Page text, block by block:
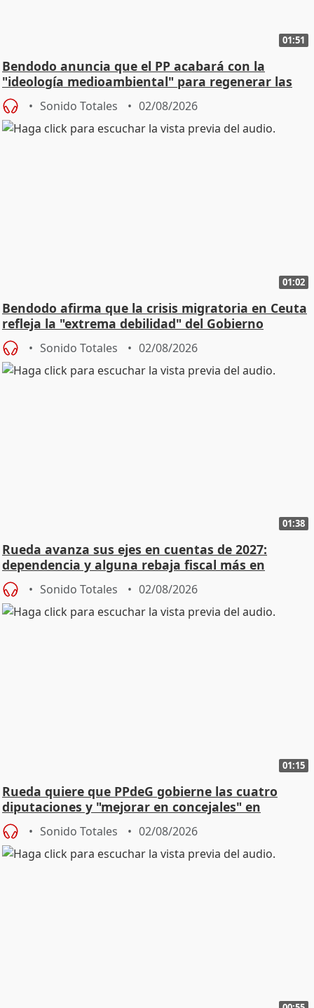
01:51
Bendodo anuncia que el PP acabará con la
"ideología medioambiental" para regenerar las
playas
Sonido Totales 02/08/2026
01:02
Bendodo afirma que la crisis migratoria en Ceuta
refleja la "extrema debilidad" del Gobierno
Sonido Totales 02/08/2026
01:38
Rueda avanza sus ejes en cuentas de 2027:
dependencia y alguna rebaja fiscal más en
vivienda
Sonido Totales 02/08/2026
01:15
Rueda quiere que PPdeG gobierne las cuatro
diputaciones y "mejorar en concejales" en
ciudades
Sonido Totales 02/08/2026